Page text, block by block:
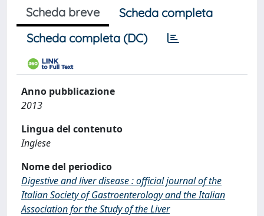
Scheda breve
Scheda completa
Scheda completa (DC)
Anno pubblicazione
2013
Lingua del contenuto
Inglese
Nome del periodico
Digestive and liver disease : official journal of the
Italian Society of Gastroenterology and the Italian
Association for the Study of the Liver